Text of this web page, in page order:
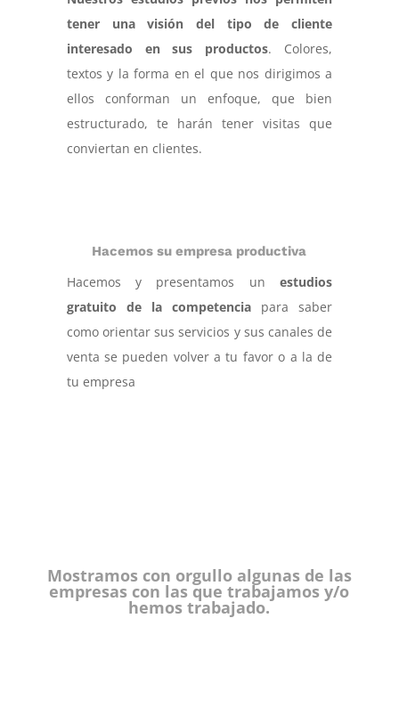
tener una visión del tipo de cliente
interesado en sus productos. Colores,
textos y la forma en el que nos dirigimos a
ellos conforman un enfoque, que bien
estructurado, te harán tener visitas que
conviertan en clientes.
Hacemos su empresa productiva
Hacemos y presentamos unestudios
gratuito de la competencia para saber
como orientar sus servicios y sus canales de
venta se pueden volver a tu favor o a la de
tu empresa
Mostramos con orgullo algunas de las
empresas con las que trabajamos y/o
hemos trabajado.